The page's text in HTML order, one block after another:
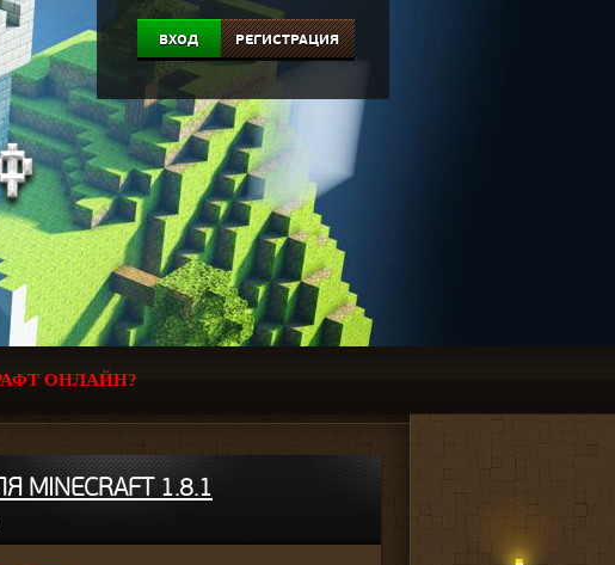
ВХОД РЕГИСТРАЦИЯ
ОНЛАЙН?
MINECRAFT 1.8.1